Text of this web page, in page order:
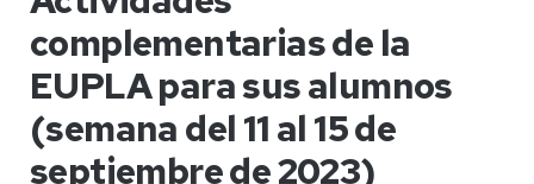
complementarias de la
EUPLA para sus alumnos
(semana del 11 al 15 de
septiembre de 2023)